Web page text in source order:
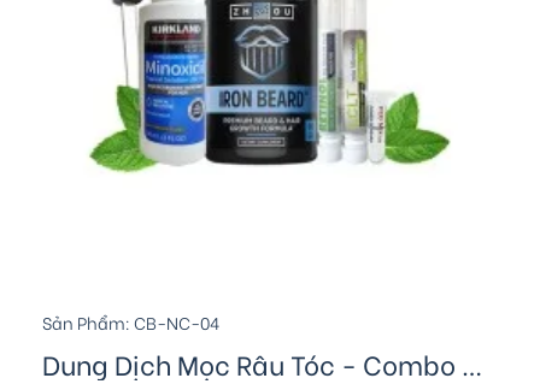
Sản Phẩm:CB-NC-04
Dung Dịch Mọc Râu Tóc - Combo Nâng Cao 4